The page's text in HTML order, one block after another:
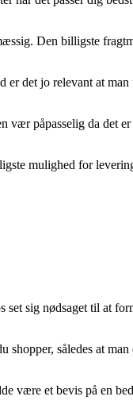
Den billigste
er det jo relevant at man
vær påpasselig da det
mulighed for
set sig nødsaget til at
således at man
være et bevis på en